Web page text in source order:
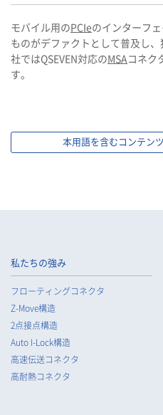
モバイル用のPCIeのインターフ
ものがデファクトとして普及し
社ではQSEVEN対応のMSAコネク
す。
本用語を含むコンテン
私たちの強み
フローティングコネクタ
Z-Move構造
2点接点構造
Auto I-Lock構造
高速伝送コネクタ
高耐熱コネクタ